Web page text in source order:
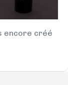
encore créé